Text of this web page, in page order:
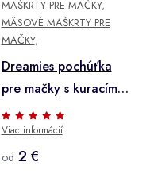
MAŠKRTY PRE MAČKY,
MÄSOVÉ MAŠKRTY PRE
MAČKY,
Dreamies pochúťka
pre mačky s kuracím
mäsom 60g +
Množstevná zľava
Viac informácií
od 2 €